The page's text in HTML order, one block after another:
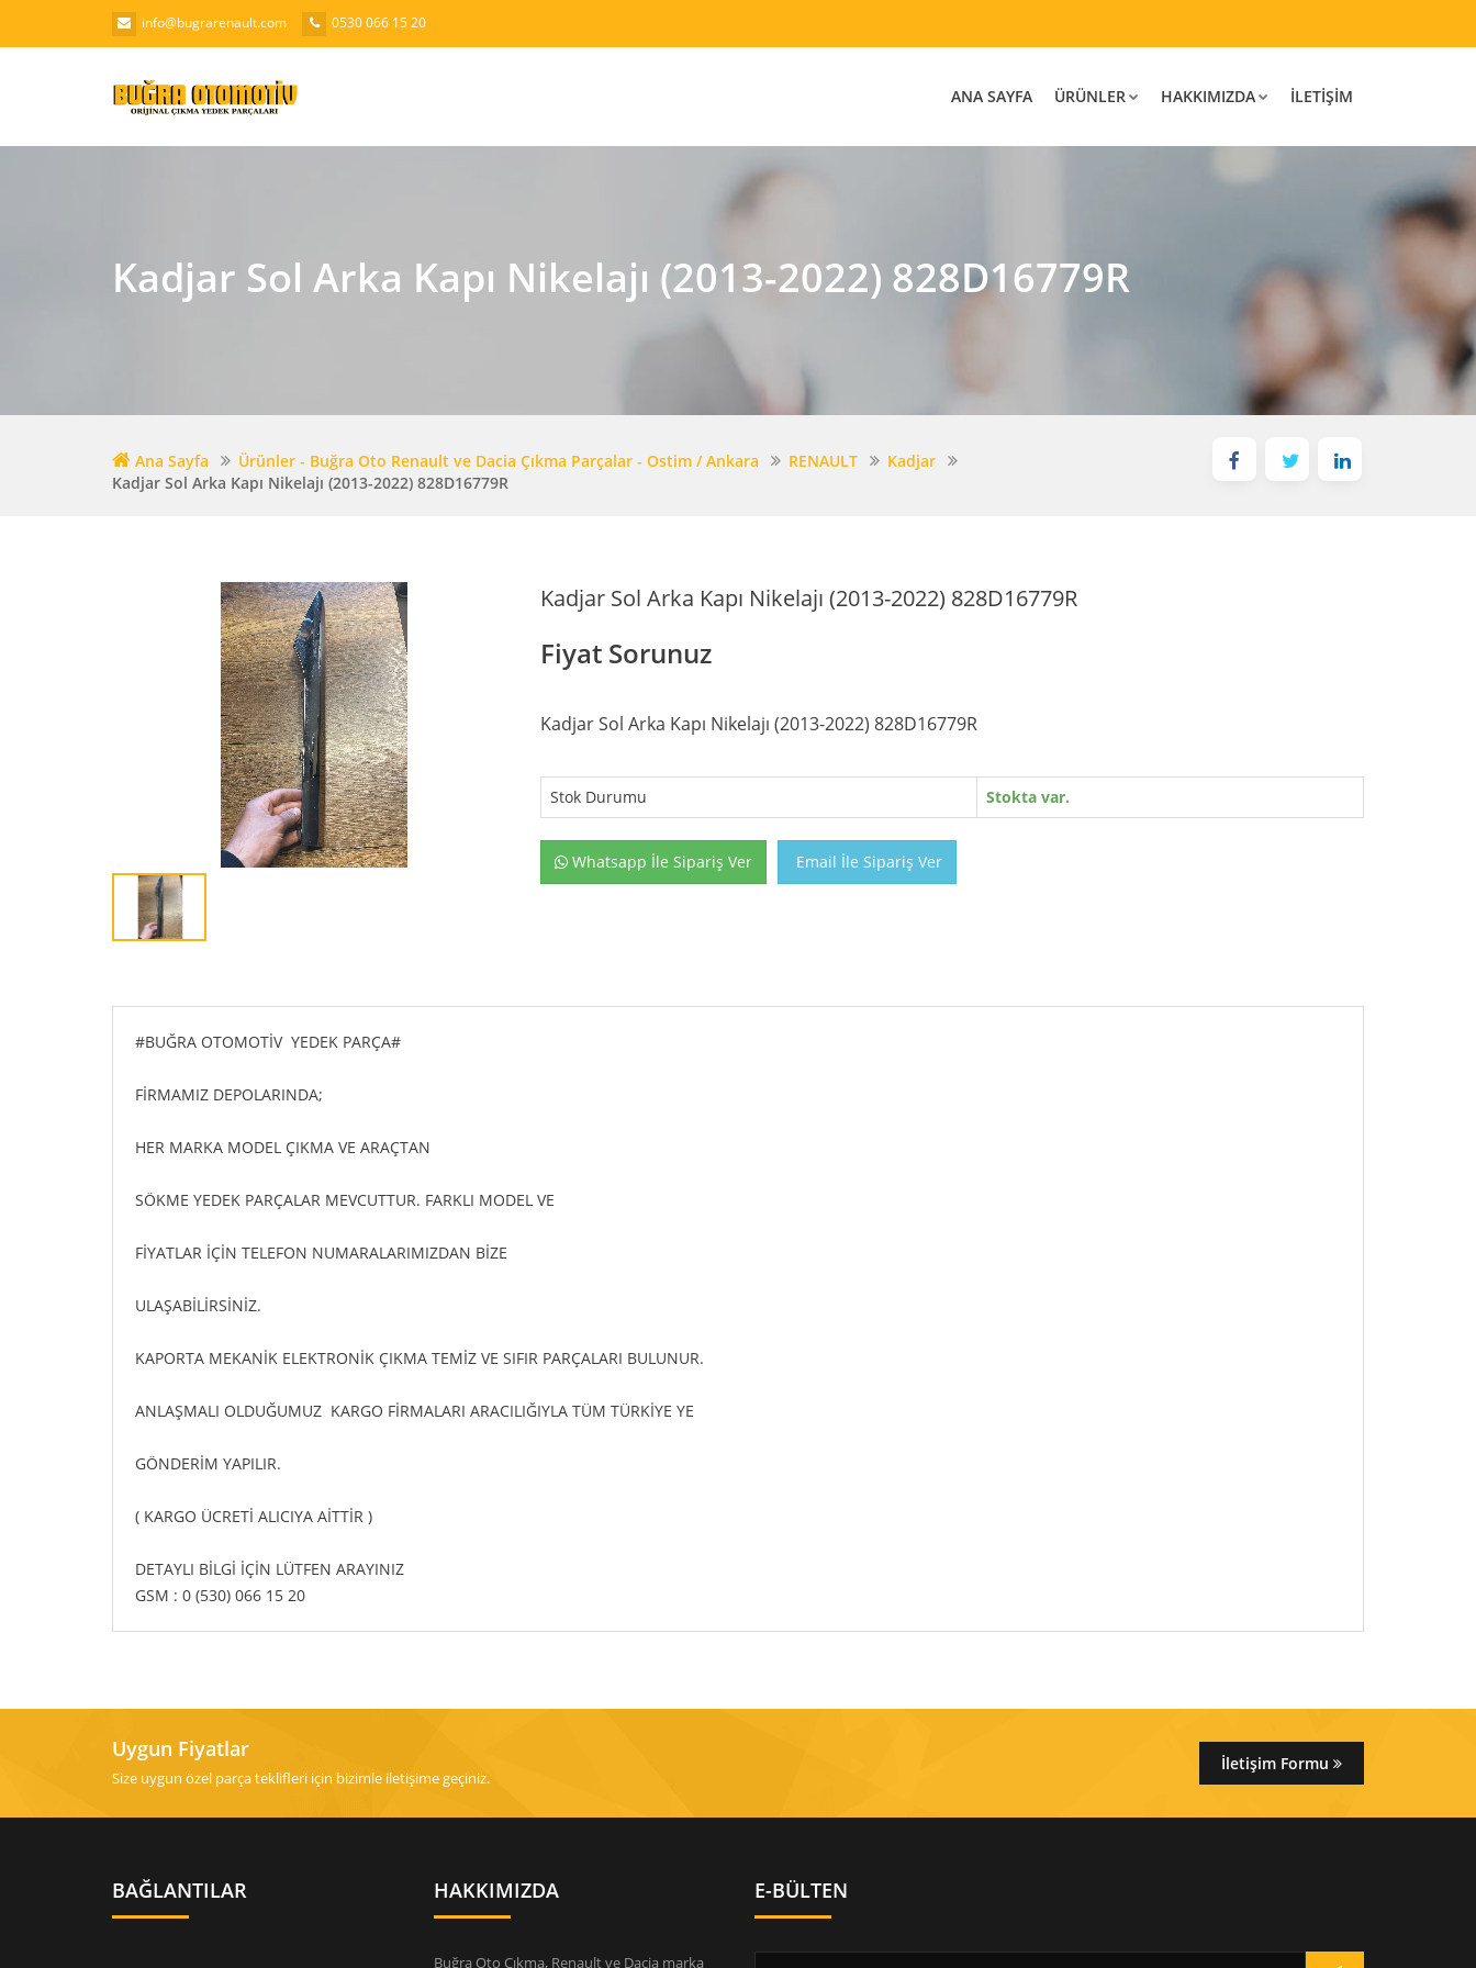
info@bugrarenault.com 0530 066 15 20
ANA SAYFA ÜRÜNLER HAKKIMIZDA İLETIŞIM
Kadjar Sol Arka Kapı Nikelajı (2013-2022) 828D16779R
Ana Sayfa Ürünler - Buğra Oto Renault ve Dacia Çıkma Parçalar - Ostim / Ankara RENAULT
Kadjar
Kadjar Sol Arka Kapı Nikelajı (2013-2022) 828D16779R
Kadjar Sol Arka Kapı Nikelajı (2013-2022) 828D16779R
Fiyat Sorunuz
Kadjar Sol Arka Kapı Nikelajı (2013-2022) 828D16779R
Stok Durumu Stokta var.
Whatsapp İle Sipariş Ver Email İle Sipariş Ver
#BUĞRA OTOMOTİV YEDEK PARÇA#
FİRMAMIZ DEPOLARINDA;
HER MARKA MODEL ÇIKMA VE ARAÇTAN
SÖKME YEDEK PARÇALAR MEVCUTTUR. FARKLI MODEL VE
FİYATLAR İÇİN TELEFON NUMARALARIMIZDAN BİZE
ULAŞABİLİRSİNİZ.
KAPORTA MEKANİK ELEKTRONİK ÇIKMA TEMİZ VE SIFIR PARÇALARI BULUNUR.
ANLAŞMALI OLDUĞUMUZ KARGO FİRMALARI ARACILIĞIYLA TÜM TÜRKİYE YE
GÖNDERİM YAPILIR.
( KARGO ÜCRETİ ALICIYA AİTTİR )
DETAYLI BİLGİ İÇİN LÜTFEN ARAYINIZ
GSM : 0 (530) 066 15 20
Uygun Fiyatlar
Size uygun özel parça teklifleri için bizimle iletişime geçiniz.
İletişim Formu
HAKKIMIZDA
Buğra Oto Çıkma, Renault ve Dacia marka
BAĞLANTILAR E-BÜLTEN